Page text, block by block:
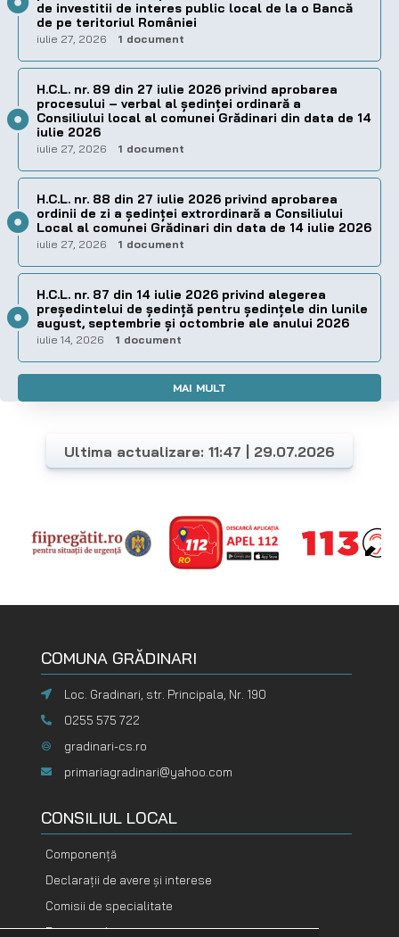
de investitii de interes public local de la o Bancă
de pe teritoriul României
iulie 27, 2026 1 document
H.C.L. nr. 89 din 27 iulie 2026 privind aprobarea
procesului – verbal al şedinţei ordinară a
Consiliului local al comunei Grădinari din data de 14
iulie 2026
iulie 27, 2026 1 document
H.C.L. nr. 88 din 27 iulie 2026 privind aprobarea
ordinii de zi a şedinţei extrordinară a Consiliului
Local al comunei Grădinari din data de 14 iulie 2026
iulie 27, 2026 1 document
H.C.L. nr. 87 din 14 iulie 2026 privind alegerea
preşedintelui de şedinţă pentru ședințele din lunile
august, septembrie și octombrie ale anului 2026
iulie 14, 2026 1 document
MAI MULT
Ultima actualizare: 11:47 | 29.07.2026
COMUNA GRĂDINARI
Loc. Gradinari, str. Principala, Nr. 190
0255 575 722
gradinari-cs.ro
primariagradinari@yahoo.com
CONSILIUL LOCAL
Componență
Declarații de avere și interese
Comisii de specialitate
Rapoarte de activitate